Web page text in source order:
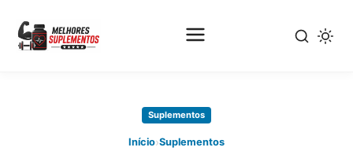
Suplementos
Início›Suplementos